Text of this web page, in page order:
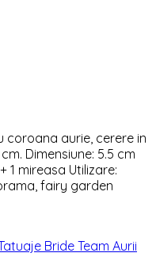
coroana aurie, cerere in
Dimensiune: 5.5 cm
1 mireasa Utilizare:
fairy garden